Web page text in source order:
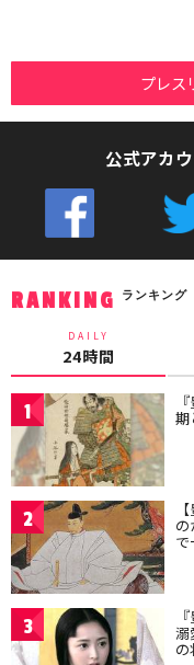
プレス
公式アカ
RANKING ランキング
DAILY
24時間
1 期
2 の
で
3 溺
の